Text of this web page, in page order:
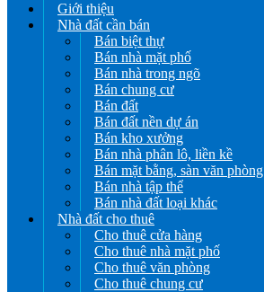
Giới thiệu
Nhà đất cần bán
Bán biệt thự
Bán nhà mặt phố
Bán nhà trong ngõ
Bán chung cư
Bán đất
Bán đất nền dự án
Bán kho xưởng
Bán nhà phân lô, liền kề
Bán mặt bằng, sàn văn phòng
Bán nhà tập thể
Bán nhà đất loại khác
Nhà đất cho thuê
Cho thuê cửa hàng
Cho thuê nhà mặt phố
Cho thuê văn phòng
Cho thuê chung cư